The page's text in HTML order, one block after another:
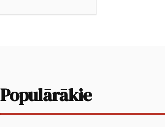
Populārākie